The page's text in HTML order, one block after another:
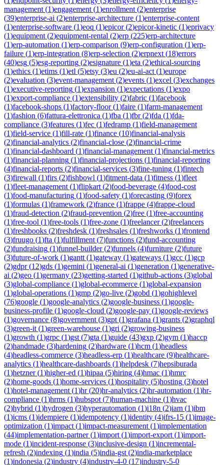
management (1)engagement (1)enrollment (2)enterprise
(39)enterprise-ai (2)enterprise-architecture (1)enterprise-content
(1)enterprise-software (1)eoq (1)epicor(2)epicor-kinetic (1)eprivacy
(1)equipment (2)equipment-rental (2)erp (225)erp-architecture
(1)erp-automation (1)erp-comparison (9)erp-configuration (1)erp-
failure (1)erp-integration (8)erp-selection (2)erpnext (18)errors
(40)esg (5)esg-reporting (2)esignature (1)eta (2)ethical-sourcing
(1)ethics (1)etims (1)etl (5)etsy (3)eu (2)eu-ai-act (1)europe
(2)evaluation (3)event-management (2)events (1)excel (3)exchanges
(1)executive-reporting (1)expansion (1)expectations (1)expo
(1)export-compliance (1)extensibility (2)fabric (1)facebook
(1)facebook-shops (1)factory-floor(1)faire (1)farm-management
(1)fashion (6)fattura-elettronica (1)fba (1)fbr(2)fda (1)fda-
compliance (3)features (1)fec (1)fedramp (1)field-management
(1)field-service (1)fill-rate (1)finance (10)financial-analysis
(2)financial-analytics (2)financial-close (2)financial-crime
(1)financial-dashboard (1)financial-management (1)financial-metrics
(1)financial-planning (1)financial-projections (1)financial-reporting
(4)financial-reports (2)financial-services (3)fine-tuning (1)fintech
(3)firewall (1)firs (2)fishbowl (1)fitment-data (1)fitness (1)fleet
(1)fleet-management (1)flipkart (2)food-beverage (4)food-cost
(1)food-manufacturing (1)food-safety (1)forecasting (9)forex
(1)formulas (1)framework (2)france (1)frappe (4)frappe-cloud
(1)fraud-detection (2)fraud-prevention (2)free (1)free-accounting
(1)free-tool (1)free-tools (1)free-zone (1)freelancer(2)freelancers
(1)freshbooks (2)freshdesk (1)freshsales (1)freshworks (1)frontend
(3)fruugo (1)fta (1)fulfillment (7)functions (2)fund-accounting
(2)fundraising (1)funnel-builder(2)funnels (4)furniture (2)future
(3)future-of-work (1)gantt (1)gateway (1)gateways (1)gcc (1)gcp
(2)gdpr(12)gds (1)gemini (1)general-ai (1)generation (1)generative-
ai (2)geo (1)germany (23)getting-started (1)github-actions (3)global
(3)global-compliance (1)global-ecommerce (1)global-expansion
(1)global-operations (1)gmp (2)go-live (2)gobd (1)gohighlevel
(76)google (1)google-analytics (2)google-business (1)google-
business-profile (1)google-cloud (2)google-pay (1)google-reviews
(1)governance (8)government (3)gpt (1)grafana (1)grants (2)graphql
(3)green-it (1)green-warehouse (1)gri (2)growing-business
(1)growth (1)grpc (1)gst (7)gta (1)guide (43)gxp (2)gym (1)haccp
(2)handmade (3)hardening (2)hardware (1)hcm (1)headless
(4)headless-commerce (3)headless-erp (1)healthcare (9)healthcare-
analytics (1)healthcare-dashboards (1)helpdesk (7)hepsiburada
(1)hetzner(1)higher-ed (1)hipaa (5)hiring (4)hmac (1)hmrc
(2)home-goods (1)home-services (1)hospitality (5)hosting (3)hotel
(1)hotel-management (1)hr(20)hr-analytics (2)hr-automation (1)hr-
compliance (1)hrms (1)hubspot (7)human-machine (1)hvac
(2)hybrid (1)hydrogen (3)hyperautomation (1)i18n (2)iam (1)ibm
(1)icms (1)idempiere (1)idempotency (1)identity (4)ifrs-15 (1)image-
optimization (1)impact (1)impact-measurement (1)implementation
(44)implementation-partner(1)import (1)import-export (1)import-
mode (1)incident-response (3)inclusive-design (1)incremental-
refresh (2)indexing (1)india (5)india-gst (2)india-marketplace
(1)indonesia (2)industry (4)industry-4-0 (17)industry-5-0